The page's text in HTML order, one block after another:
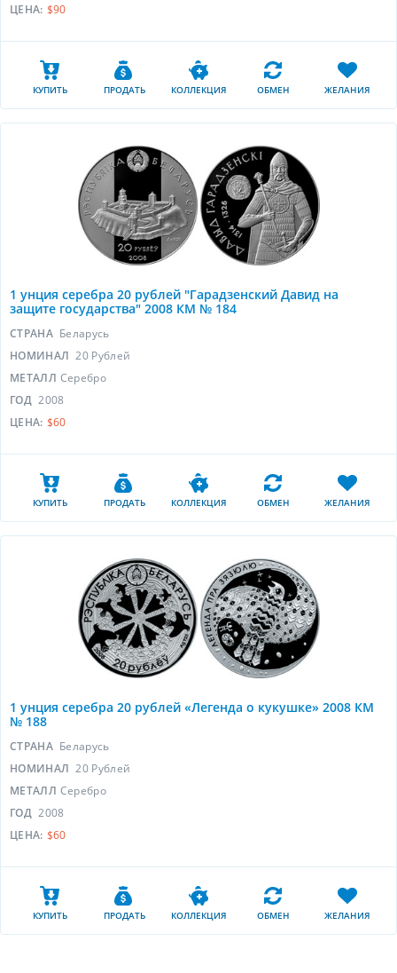
ЦЕНА: $90
КУПИТЬ ПРОДАТЬ КОЛЛЕКЦИЯ ОБМЕН ЖЕЛАНИЯ
1 унция серебра 20 рублей "Гарадзенский Давид на
защите государства" 2008 КМ № 184
СТРАНА Беларусь
НОМИНАЛ 20 Рублей
МЕТАЛЛ Серебро
ГОД 2008
ЦЕНА: $60
КУПИТЬ ПРОДАТЬ КОЛЛЕКЦИЯ ОБМЕН ЖЕЛАНИЯ
1 унция серебра 20 рублей «Легенда о кукушке» 2008 КМ
№ 188
СТРАНА Беларусь
НОМИНАЛ 20 Рублей
МЕТАЛЛ Серебро
ГОД 2008
ЦЕНА: $60
КУПИТЬ ПРОДАТЬ КОЛЛЕКЦИЯ ОБМЕН ЖЕЛАНИЯ